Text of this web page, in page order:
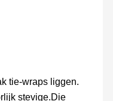
tie-wraps liggen.
stevige.Die